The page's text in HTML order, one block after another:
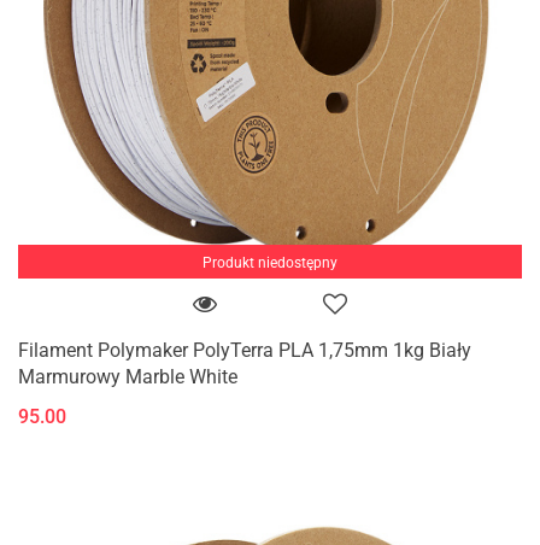
Produkt niedostępny
Filament Polymaker PolyTerra PLA 1,75mm 1kg Biały
Marmurowy Marble White
95.00